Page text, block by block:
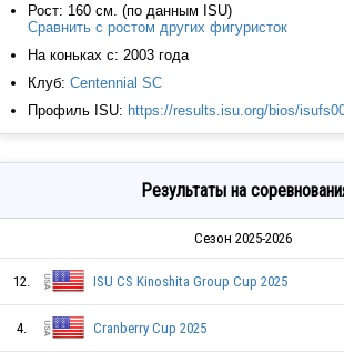
Рост: 160 см. (по данным ISU)
Сравнить с ростом других фигуристок
На коньках с: 2003 года
Клуб: Centennial SC
Профиль ISU: https://results.isu.org/bios/
Результаты на
Сезон 2025-2026
12. ISU CS Kinoshita Group Cup 2025
4. Cranberry Cup 2025